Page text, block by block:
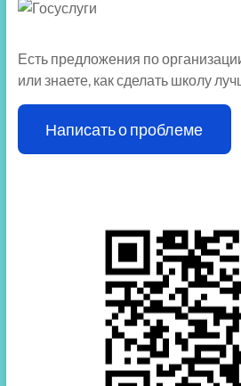
Есть предложения по
или знаете, как сделать школу
Написать о проблеме